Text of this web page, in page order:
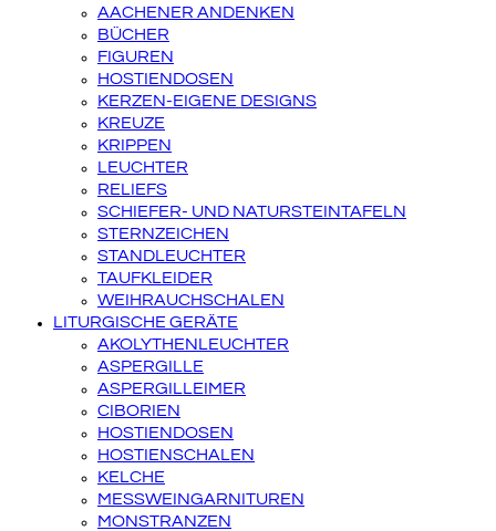
AACHENER ANDENKEN
BÜCHER
FIGUREN
HOSTIENDOSEN
KERZEN-EIGENE DESIGNS
KREUZE
KRIPPEN
LEUCHTER
RELIEFS
SCHIEFER- UND NATURSTEINTAFELN
STERNZEICHEN
STANDLEUCHTER
TAUFKLEIDER
WEIHRAUCHSCHALEN
LITURGISCHE GERÄTE
AKOLYTHENLEUCHTER
ASPERGILLE
ASPERGILLEIMER
CIBORIEN
HOSTIENDOSEN
HOSTIENSCHALEN
KELCHE
MESSWEINGARNITUREN
MONSTRANZEN